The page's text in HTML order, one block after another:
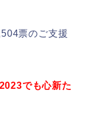
票のご支援
でも心新た